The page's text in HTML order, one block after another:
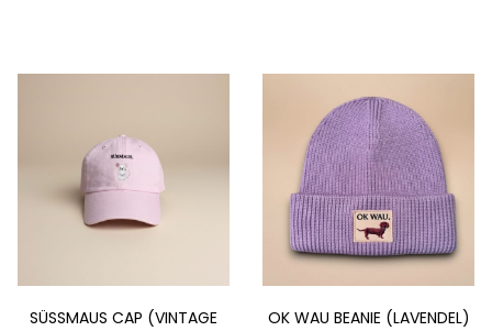
SÜSSMAUS CAP (VINTAGE R
OK WAU BEANIE (LAVENDEL)